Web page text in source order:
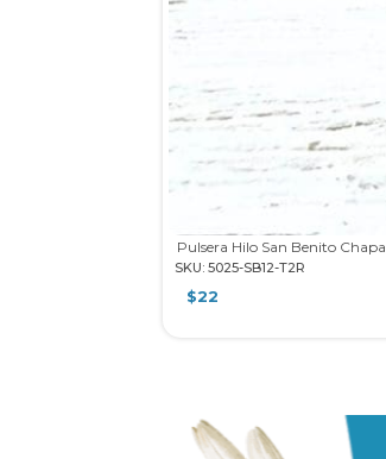
Pulsera Hilo San Benito Chapa
SKU: 5025-SB12-T2R
$22